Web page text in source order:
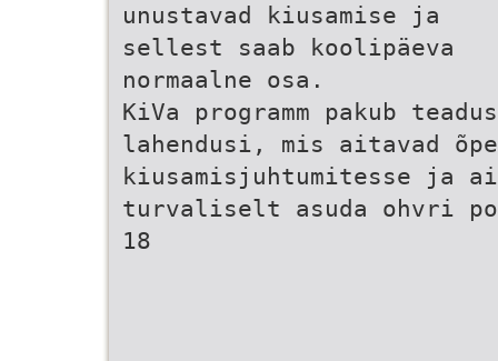
unustavad kiusamise ja
sellest saab koolipäeva
normaalne osa.
KiVa programm pakub
lahendusi, mis aitavad
kiusamisjuhtumitesse ja
turvaliselt asuda ohvri
18